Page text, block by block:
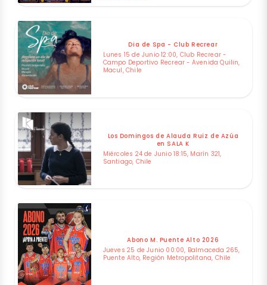
Dia de Spa - Club Recrear
Lunes 15 de Junio 12:00, Club Recrear -
Campo Deportivo Recrear - Avenida Quilin,
Macul, Chile
Los Domingos de Alauda Ruiz de Azúa
en SALA K
Miércoles 24 de Junio 18:15, Marín 321,
Santiago, Chile
Abono M. Puente Alto 2026
Jueves 25 de Junio 00:00, Balmaceda 265,
Puente Alto, Región Metropolitana, Chile